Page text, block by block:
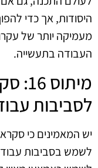
היסודות, אך כדי
מעמיקה יותר של
העבודה בתעשייה.
לסביבות
יש המאמינים כי
לשמש בסביבות